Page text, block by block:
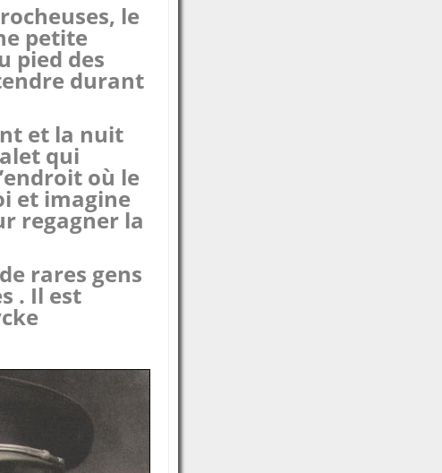
le
petite
pied des
durant
et la nuit
qui
où le
et imagine
regagner la
rares gens
. Il est